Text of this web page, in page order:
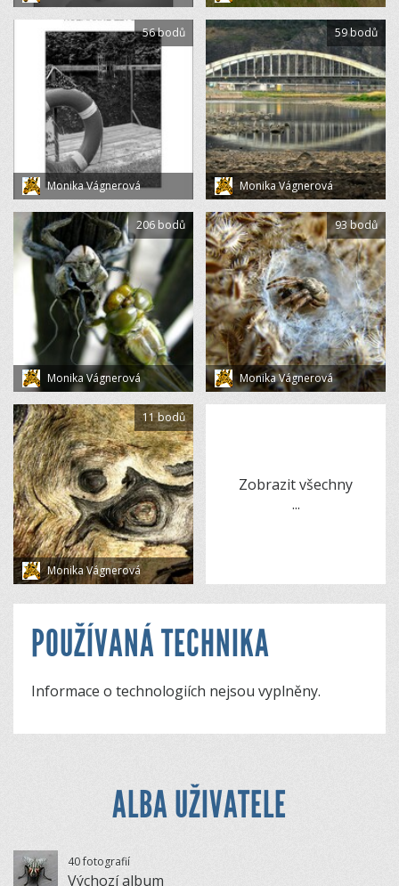
Monika Vágnerová
56 bodů
Monika Vágnerová
59 bodů
Monika Vágnerová
206 bodů
Monika Vágnerová
93 bodů
Monika Vágnerová
11 bodů
Zobrazit všechny
...
POUŽÍVANÁ TECHNIKA
Informace o technologiích nejsou vyplněny.
ALBA UŽIVATELE
40 fotografií
Výchozí album